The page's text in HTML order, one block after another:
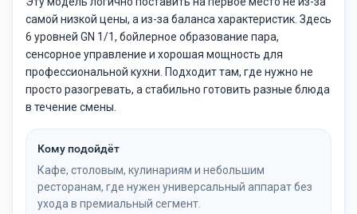
самой низкой цены, а из-за баланса характеристик. Здесь
6 уровней GN 1/1, бойлерное образование пара,
сенсорное управление и хорошая мощность для
профессиональной кухни. Подходит там, где нужно не
просто разогревать, а стабильно готовить разные блюда
в течение смены.
Кому подойдёт
Кафе, столовым, кулинариям и небольшим
ресторанам, где нужен универсальный аппарат без
ухода в премиальный сегмент.